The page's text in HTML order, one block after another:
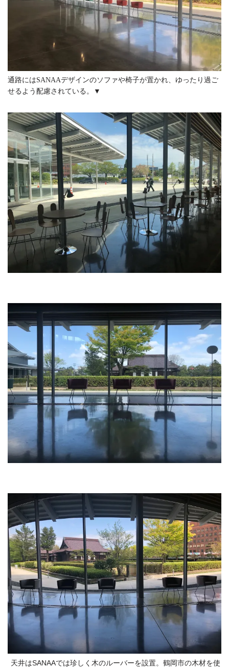
通路にはSANAAデザインのソファや椅子が置かれ、ゆったり過ご
せるよう配慮されている。▼
天井はSANAAでは珍しく木のルーバーを設置。鶴岡市の木材を使